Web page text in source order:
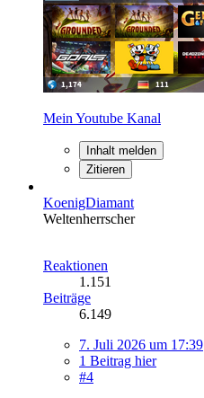
Mein Youtube Kanal
Inhalt melden
Zitieren
KoenigDiamant
Weltenherrscher
Reaktionen
1.151
Beiträge
6.149
7. Juli 2026 um 17:39
1 Beitrag hier
#4